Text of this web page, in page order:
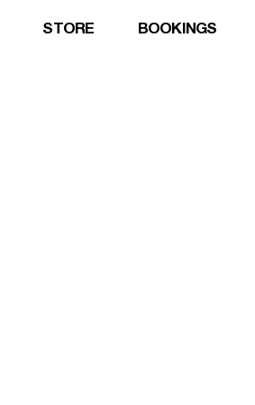
STORE BOOKINGS